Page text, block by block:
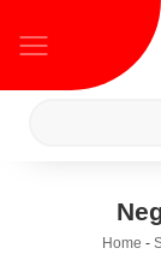
Home -